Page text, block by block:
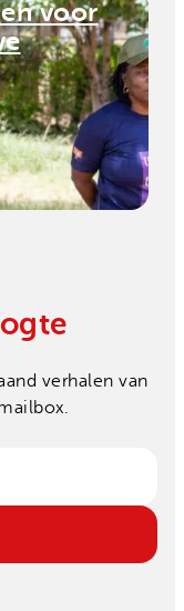
voor
verhalen van